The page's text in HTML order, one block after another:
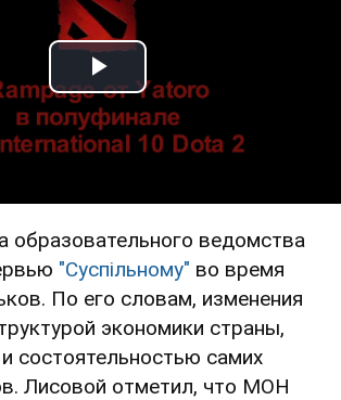
Play Video
образовательного ведомства
"Суспільному" во время
По его словам, изменения
экономики страны,
состоятельностью самих
Лисовой отметил, что МОН